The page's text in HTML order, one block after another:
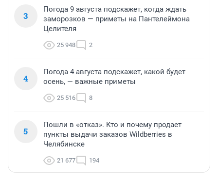
3
Погода 9 августа подскажет, когда ждать
заморозков — приметы на Пантелеймона
Целителя
25 948 2
4
Погода 4 августа подскажет, какой будет
осень, — важные приметы
25 516 8
5
Пошли в «отказ». Кто и почему продает
пункты выдачи заказов Wildberries в
Челябинске
21 677 194